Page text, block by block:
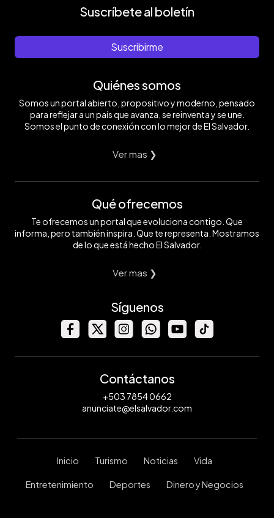
Suscríbete al boletín
Suscribirme
Quiénes somos
Somos un portal abierto, propositivo y moderno, pensado
para reflejar a un país que avanza, se reinventa y se une.
Somos el punto de conexión con lo mejor de El Salvador.
Ver mas ❯
Qué ofrecemos
Te ofrecemos un portal que evoluciona contigo. Que
informa, pero también inspira. Que te representa. Mostramos
de lo que está hecho El Salvador.
Ver mas ❯
Síguenos
Contáctanos
+503 7854 0662
anunciate@elsalvador.com
Inicio Turismo Noticias Vida
Entretenimiento Deportes Dinero y Negocios